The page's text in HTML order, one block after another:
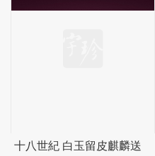
十八世紀 白玉留皮麒麟送